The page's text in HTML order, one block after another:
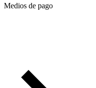
Medios de pago